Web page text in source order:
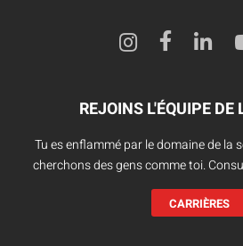
REJOINS L'ÉQUIPE DE
Tu es enflammé par le domaine de la
cherchons des gens comme toi.
CARRIÈRES